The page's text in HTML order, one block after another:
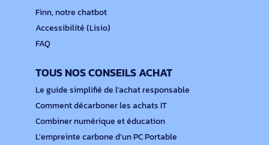
Finn, notre chatbot
Accessibilité (Lisio)
FAQ
TOUS NOS CONSEILS ACHAT
Le guide simplifié de l'achat responsable
Comment décarboner les achats IT
Combiner numérique et éducation
L'empreinte carbone d'un PC Portable